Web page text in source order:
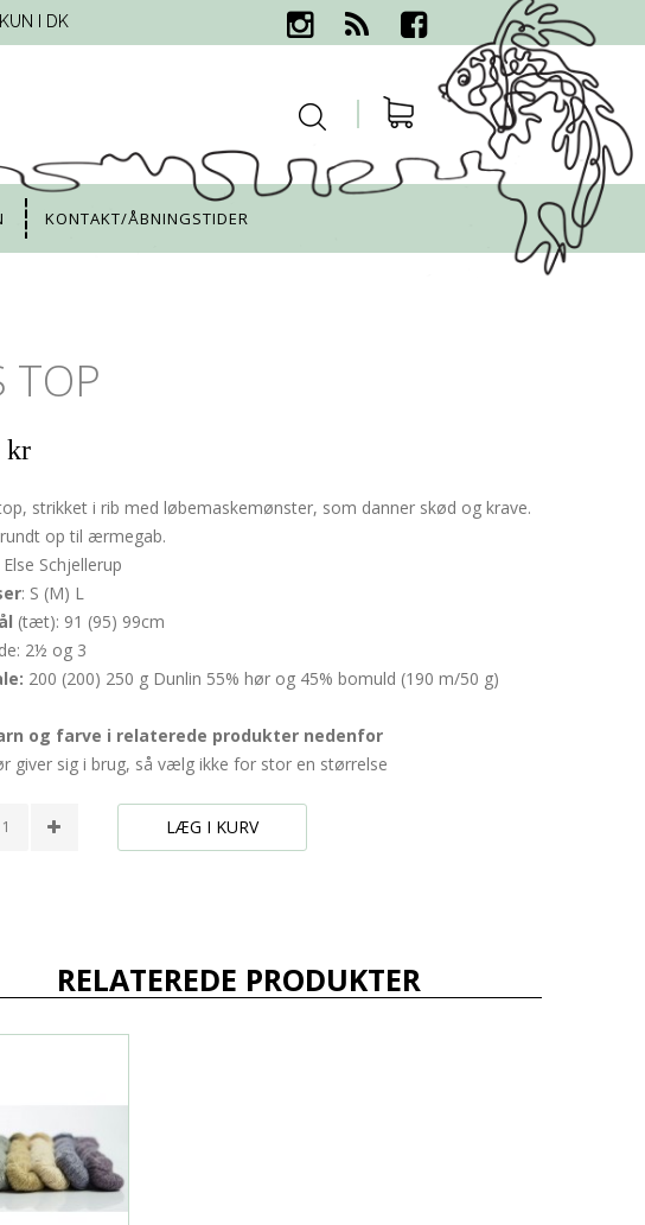
I DK
KONTAKT/ÅBNINGSTIDER
TOP
kr
strikket i rib med løbemaskemønster, som danner skød og krave.
op til ærmegab.
Else Schjellerup
: S (M) L
(tæt): 91 (95) 99cm
2½ og 3
200 (200) 250 g Dunlin 55% hør og 45% bomuld (190 m/50 g)
og farve i relaterede produkter nedenfor
giver sig i brug, så vælg ikke for stor en størrelse
LÆG I KURV
RELATEREDE PRODUKTER